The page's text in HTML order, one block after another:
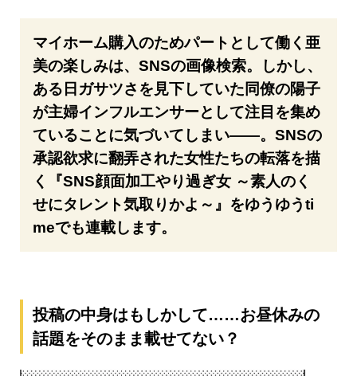
マイホーム購入のためパートとして働く亜
美の楽しみは、SNSの画像検索。しかし、
ある日ガサツさを見下していた同僚の陽子
が主婦インフルエンサーとして注目を集め
ていることに気づいてしまい――。SNSの
承認欲求に翻弄された女性たちの転落を描
く『SNS顔面加工やり過ぎ女 ～素人のく
せにタレント気取りかよ～』をゆうゆうti
meでも連載します。
投稿の中身はもしかして……お昼休みの
話題をそのまま載せてない？